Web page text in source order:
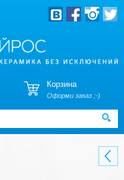
Корзина
Оформи заказ ;-)